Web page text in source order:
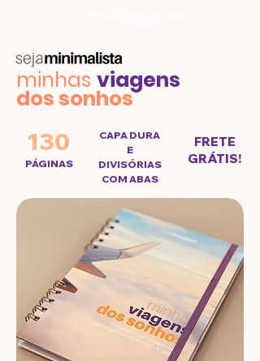
minhas viagens
dos sonhos
130
PÁGINAS
CAPA DURA
E
DIVISÓRIAS
COM ABAS
FRETE
GRÁTIS!